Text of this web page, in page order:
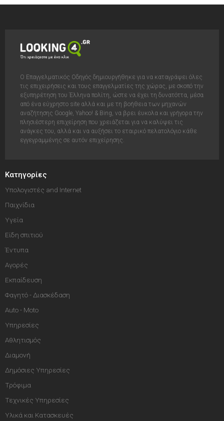
Ο Επαγγελματικός Οδηγός δημιουργήθηκε για να καταγράψει όλες
τις επιχειρήσεις και τους επαγγελματίες της χώρας, με σκοπό την
εξυπηρέτηση του Έλληνα πολίτη, ώστε να έχει τη δυνατόττα, μέσα
από ένα εύχρηστο site αλλά και με τη βοήθεια των μηχανών
αναζήτησης Google, Yahoo! & Bing, να βρει έυκολα και γρήγορα την
πλησιέστερη επιχείρηση που χρειάζεται για να καλύψει τις
ανάγκες του, αλλά και να αυξήσει το εταιρικό πελατολόγιο κάθε
εγγεγραμμένης σε αυτόν επιχείρησης.
Κατηγορίες
Υπολογιστές and Internet
Παιχνίδια
Υγεία
Είδη σπιτιού
Έντυπα
Αγορές
Εκπαίδευση
Φαγητό - Διασκέδαση
Auto - Moto
Υπηρεσίες
Αθλητισμός
Διαμονή
Δημόσιες Υπηρεσίες
Τρόφιμα
Τεχνικές Υπηρεσίες
Υλικά και Κατασκευές